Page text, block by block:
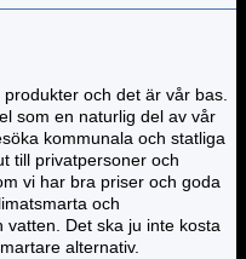
och det är vår bas.
som en naturlig del av vår
kommunala och statliga
till privatpersoner och
vi har bra priser och goda
och
Det ska ju inte kosta
alternativ.